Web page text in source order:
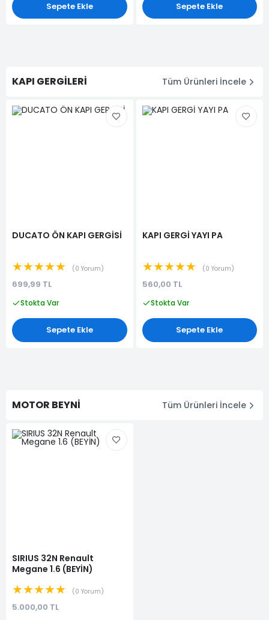
Sepete Ekle Sepete Ekle
KAPI GERGİLERİ Tüm Ürünleri İncele
DUCATO ÖN KAPI GERGİSİ
★★★★★ 0 Yorum
699,99 TL
Stokta Var
Sepete Ekle
KAPI GERGİ YAYI PA
★★★★★ 0 Yorum
560,00 TL
Stokta Var
Sepete Ekle
MOTOR BEYNİ Tüm Ürünleri İncele
SIRIUS 32N Renault
Megane 1.6 (BEYİN)
★★★★★ 0 Yorum
5.000,00 TL